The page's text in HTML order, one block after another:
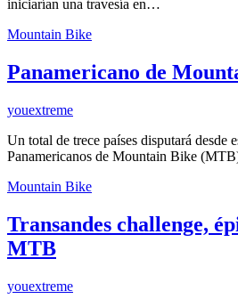
iniciarían una travesía en…
Mountain Bike
Panamericano de
youextreme
Un total de trece países disputará desde
Panamericanos de Mountain Bike
Mountain Bike
Transandes challenge,
MTB
youextreme